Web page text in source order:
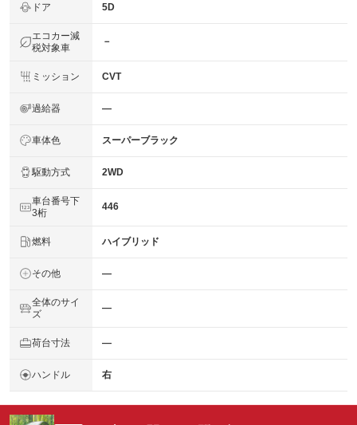
ドア 5D
エコカー減
税対象車
－
ミッション CVT
過給器 ―
車体色 スーパーブラック
駆動方式 2WD
車台番号下
3桁
446
燃料 ハイブリッド
その他 ―
全体のサイ
ズ
―
荷台寸法 ―
ハンドル 右